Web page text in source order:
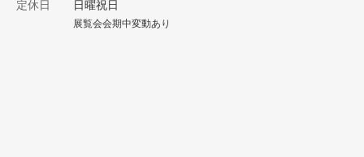
定休日 日曜祝日
展覧会会期中変動あり